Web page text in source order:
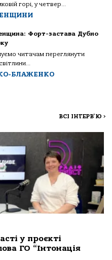
горі, у четвер...
Форт-застава Дубно
читачам переглянути
БЛАЖЕНКО
ВСІ ІНТЕРВ'Ю >
у проєкті
ГО “Інтонація